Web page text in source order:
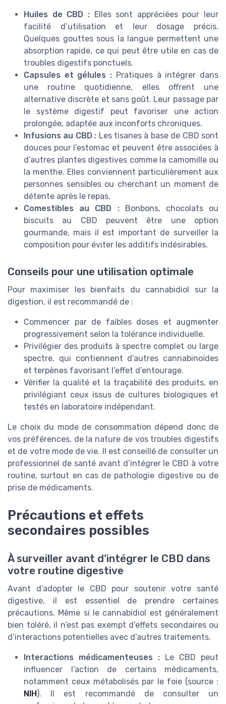
Huiles de CBD :Elles sont appréciées pour leur
facilité d’utilisation et leur dosage précis.
Quelques gouttes sous la langue permettent une
absorption rapide, ce qui peut être utile en cas de
troubles digestifs ponctuels.
Capsules et gélules : Pratiques à intégrer dans
une routine quotidienne, elles offrent une
alternative discrète et sans goût. Leur passage par
le système digestif peut favoriser une action
prolongée, adaptée aux inconforts chroniques.
Infusions au CBD : Les tisanes à base de CBD sont
douces pour l’estomac et peuvent être associées à
d’autres plantes digestives comme la camomille ou
la menthe. Elles conviennent particulièrement aux
personnes sensibles ou cherchant un moment de
détente après le repas.
Comestibles au CBD :Bonbons, chocolats ou
biscuits au CBD peuvent être une option
gourmande, mais il est important de surveiller la
composition pour éviter les additifs indésirables.
Conseils pour une utilisation optimale
Pour maximiser les bienfaits du cannabidiol sur la
digestion, il est recommandé de :
Commencer par de faibles doses et augmenter
progressivement selon la tolérance individuelle.
Privilégier des produits à spectre complet ou large
spectre, qui contiennent d’autres cannabinoïdes
et terpènes favorisant l’effet d’entourage.
Vérifier la qualité et la traçabilité des produits, en
privilégiant ceux issus de cultures biologiques et
testés en laboratoire indépendant.
Le choix du mode de consommation dépend donc de
vos préférences, de la nature de vos troubles digestifs
et de votre mode de vie. Il est conseillé de consulter un
professionnel de santé avant d’intégrer le CBD à votre
routine, surtout en cas de pathologie digestive ou de
prise de médicaments.
Précautions et effets
secondaires possibles
À surveiller avant d’intégrer le CBD dans
votre routine digestive
Avant d’adopter le CBD pour soutenir votre santé
digestive, il est essentiel de prendre certaines
précautions. Même si le cannabidiol est généralement
bien toléré, il n’est pas exempt d’effets secondaires ou
d’interactions potentielles avec d’autres traitements.
Interactions médicamenteuses : Le CBD peut
influencer l’action de certains médicaments,
notamment ceux métabolisés par le foie (source :
NIH). Il est recommandé de consulter un